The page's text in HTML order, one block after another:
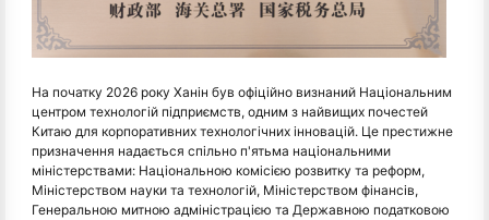
На початку 2026 року Ханін був офіційно визнаний Національним
центром технологій підприємств, одним з найвищих почестей
Китаю для корпоративних технологічних інновацій. Це престижне
призначення надається спільно п'ятьма національними
міністерствами: Національною комісією розвитку та реформ,
Міністерством науки та технологій, Міністерством фінансів,
Генеральною митною адміністрацією та Державною податковою